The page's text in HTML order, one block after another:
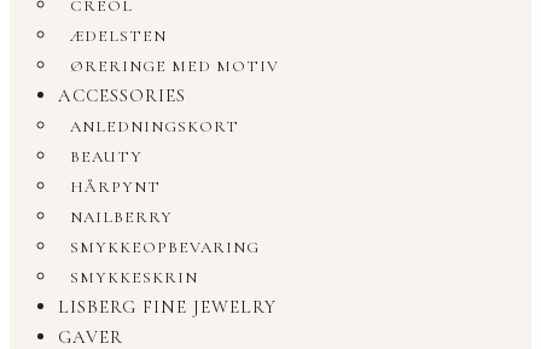
CREOL
ÆDELSTEN
ØRERINGE MED MOTIV
ACCESSORIES
ANLEDNINGSKORT
BEAUTY
HÅRPYNT
NAILBERRY
SMYKKEOPBEVARING
SMYKKESKRIN
LISBERG FINE JEWELRY
GAVER